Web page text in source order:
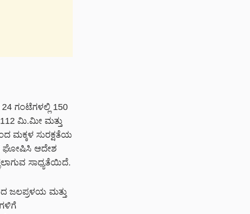
ಗಂಟೆಗಳಲ್ಲಿ 150
ಮಿ.ಮೀ ಮತ್ತು
ಮಕ್ಕಳ ಸುರಕ್ಷತೆಯ
ಘೋಷಿಸಿ ಆದೇಶ
ಸಾಧ್ಯತೆಯಿದೆ.
ಜಲಪ್ರಳಯ ಮತ್ತು